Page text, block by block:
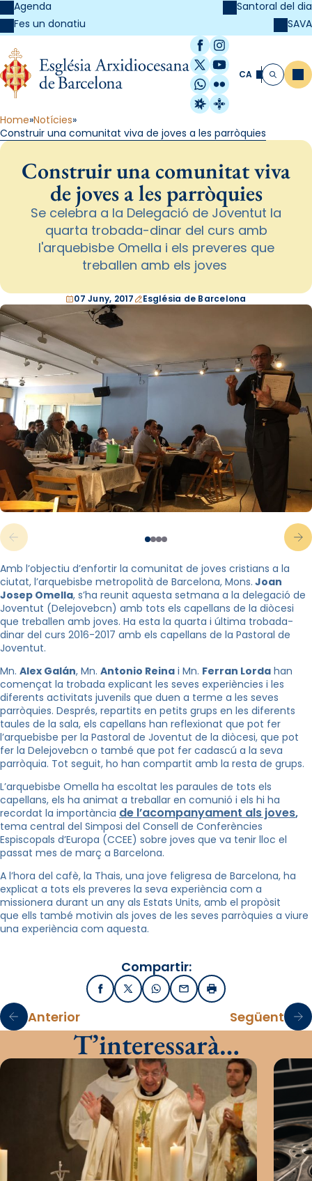
Agenda
Fes un donatiu
Santoral del dia
SAVA
Facebook
Instagram
X / Twitter
YouTube
WhatsApp
Flickr
Radio Estel
Catalunya
CA Cerca
Home Notícies
Construir una comunitat viva de joves a les parròquies
Construir una comunitat viva
de joves a les parròquies
Se celebra a la Delegació de Joventut la
quarta trobada-dinar del curs amb
l'arquebisbe Omella i els preveres que
treballen amb els joves
07 Juny, 2017 Església de Barcelona
Amb l’objectiu d’enfortir la comunitat de joves cristians a la
ciutat, l’arquebisbe metropolità de Barcelona, Mons. Joan
Josep Omella, s’ha reunit aquesta setmana a la delegació de
Joventut (Delejovebcn) amb tots els capellans de la diòcesi
que treballen amb joves. Ha esta la quarta i última trobada-
dinar del curs 2016-2017 amb els capellans de la Pastoral de
Joventut.
Mn. Alex Galán, Mn. Antonio Reina i Mn. Ferran Lorda han
començat la trobada explicant les seves experiències i les
diferents activitats juvenils que duen a terme a les seves
parròquies. Després, repartits en petits grups en les diferents
taules de la sala, els capellans han reflexionat que pot fer
l’arquebisbe per la Pastoral de Joventut de la diòcesi, que pot
fer la Delejovebcn o també que pot fer cadascú a la seva
parròquia. Tot seguit, ho han compartit amb la resta de grups.
L’arquebisbe Omella ha escoltat les paraules de tots els
capellans, els ha animat a treballar en comunió i els hi ha
recordat la importància de l’acompanyament als joves,
tema central del Simposi del Consell de Conferències
Espiscopals d’Europa (CCEE) sobre joves que va tenir lloc el
passat mes de març a Barcelona.
A l’hora del cafè, la Thais, una jove feligresa de Barcelona, ha
explicat a tots els preveres la seva experiència com a
missionera durant un any als Estats Units, amb el propòsit
que ells també motivin als joves de les seves parròquies a viure
una experiència com aquesta.
Compartir:
FacebookX / TwitterWhatsApp
EmailImprimir
Anterior Següent
T’interessarà…